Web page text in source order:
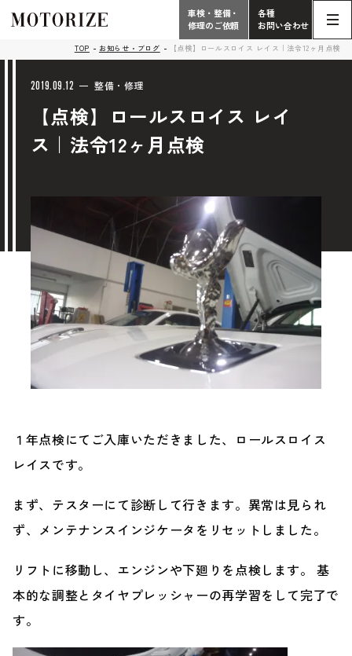
こだわり
中古車販売・在庫車情報
車検・整備・修理のご依頼
中古車探しのご依頼/その他
お問い合わせフォーム
ブランド紹介
ブログ
ケータハム岐阜
プライバシーポリシー
Phone
電話受付時間 10:00 - 18:30（月曜定休）
タップで電話がかかります
お問い合わせ総合
058-247-8001
タップで電話がかかります
Contact Form
24時間受付対応の
その他のお問い合わせ
中古車探しのご依頼・レンタカーのご相談
Contact
車検・整備・
修理のご依頼
各種
お問い合わせ
TOP お知らせ・ブログ 【点検】ロールスロイス レイス｜法令12ヶ月点検
2019.09.12 整備・修理
【点検】ロールスロイス レイ
ス｜法令12ヶ月点検
１年点検にてご入庫いただきました、
ロールスロイス
レイスです。
まず、テスターにて診断して行きます。 異常は見られ
ず、メンテナンスインジケータをリセットしました。
リフトに移動し、エンジンや下廻りを点検します。
基
本的な調整とタイヤプレッシャーの再学習をして完了で
す。